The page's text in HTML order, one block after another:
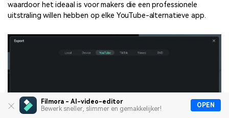
Filmora - AI-video-editor
Bewerk sneller, slimmer en gemakkelijker!
OPEN
waardoor het ideaal is voor makers die een professionele
uitstraling willen hebben op elke YouTube-alternatieve app.